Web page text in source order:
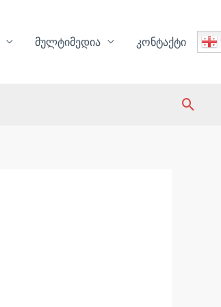
მულტიმედია კონტაქტი